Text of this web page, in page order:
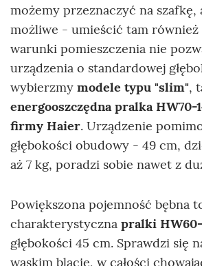
możemy przeznaczyć na szafkę,
możliwe - umieścić tam również
warunki pomieszczenia nie
urządzenia o standardowej
wybierzmy modele typu "slim",
energooszczędna pralka HW70-
firmy Haier. Urządzenie
głębokości obudowy - 49 cm,
aż 7 kg, poradzi sobie nawet z
Powiększona pojemność bębna
charakterystyczna pralki HW60-
głębokości 45 cm. Sprawdzi się
wąskim blacie, w całości